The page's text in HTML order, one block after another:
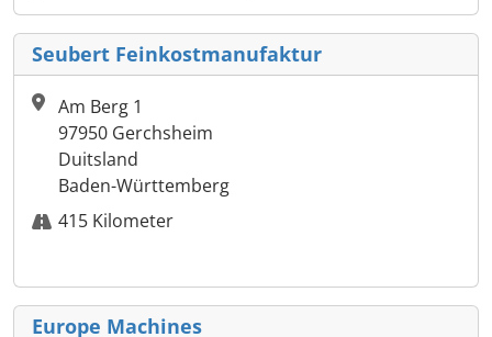
Seubert Feinkostmanufaktur
Am Berg 1
97950 Gerchsheim
Duitsland
Baden-Württemberg
415 Kilometer
Europe Machines